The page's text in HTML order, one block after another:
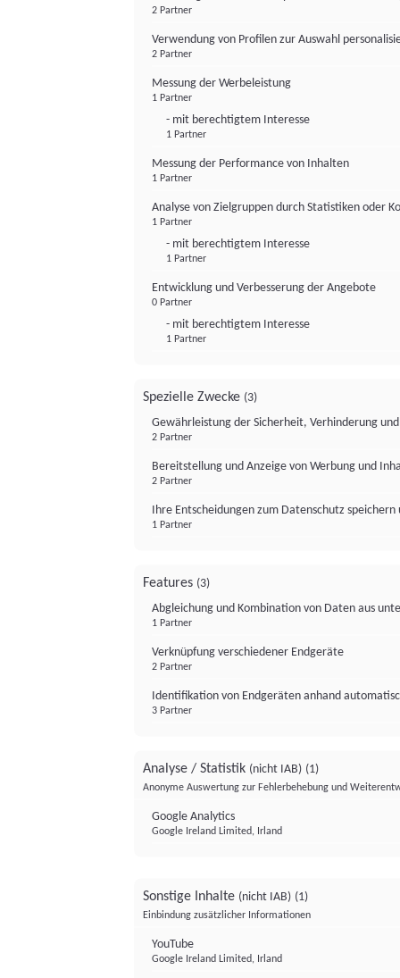
2 Partner
Verwendung von Profilen zur Auswahl
2 Partner
Messung der Werbeleistung
1 Partner
- mit berechtigtem Interesse
1 Partner
Messung der Performance von Inhalten
1 Partner
Analyse von Zielgruppen durch Statistiken oder
1 Partner
- mit berechtigtem Interesse
1 Partner
Entwicklung und Verbesserung der Angebote
0 Partner
- mit berechtigtem Interesse
1 Partner
Spezielle Zwecke (3)
Gewährleistung der Sicherheit, Verhinderung
2 Partner
Bereitstellung und Anzeige von Werbung und
2 Partner
Ihre Entscheidungen zum Datenschutz
1 Partner
Features (3)
Abgleichung und Kombination von Daten aus
1 Partner
Verknüpfung verschiedener Endgeräte
2 Partner
Identifikation von Endgeräten anhand
3 Partner
Analyse / Statistik (nicht IAB) (1)
Anonyme Auswertung zur Fehlerbehebung und
Google Analytics
Google Ireland Limited, Irland
Sonstige Inhalte (nicht IAB) (1)
Einbindung zusätzlicher Informationen
YouTube
Google Ireland Limited, Irland